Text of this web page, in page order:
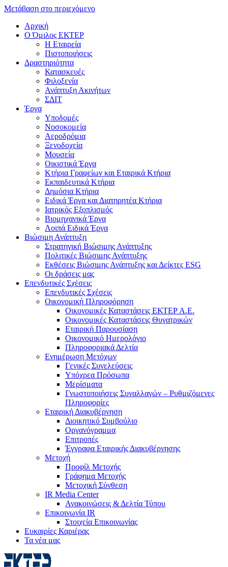
Μετάβαση στο περιεχόμενο
Αρχική
Ο Όμιλος ΕΚΤΕΡ
H Εταιρεία
Πιστοποιήσεις
Δραστηριότητα
Κατασκευές
Φιλοξενία
Ανάπτυξη Ακινήτων
ΣΔΙΤ
Έργα
Υποδομές
Νοσοκομεία
Αεροδρόμια
Ξενοδοχεία
Μουσεία
Οικιστικά Έργα
Κτήρια Γραφείων και Εταιρικά Κτήρια
Εκπαιδευτικά Κτήρια
Δημόσια Κτήρια
Ειδικά Έργα και Διατηρητέα Κτήρια
Ιατρικός Εξοπλισμός
Βιομηχανικά Έργα
Λοιπά Ειδικά Έργα
Βιώσιμη Ανάπτυξη
Στρατηγική Βιώσιμης Ανάπτυξης
Πολιτικές Βιώσιμης Ανάπτυξης
Εκθέσεις Βιώσιμης Ανάπτυξης και Δείκτες ESG
Οι δράσεις μας
Επενδυτικές Σχέσεις
Επενδυτικές Σχέσεις
Οικονομική Πληροφόρηση
Οικονομικές Καταστάσεις ΕΚΤΕΡ Α.Ε.
Οικονομικές Καταστάσεις Θυγατρικών
Εταιρική Παρουσίαση
Οικονομικό Ημερολόγιο
Πληροφοριακά Δελτία
Ενημέρωση Μετόχων
Γενικές Συνελεύσεις
Υπόχρεα Πρόσωπα
Μερίσματα
Γνωστοποιήσεις Συναλλαγών – Ρυθμιζόμενες
Πληροφορίες
Εταιρική Διακυβέρνηση
Διοικητικό Συμβούλιο
Οργανόγραμμα
Επιτροπές
Έγγραφα Εταιρικής Διακυβέρνησης
Μετοχή
Προφίλ Μετοχής
Γράφημα Μετοχής
Μετοχική Σύνθεση
IR Media Center
Ανακοινώσεις & Δελτία Τύπου
Επικοινωνία IR
Στοιχεία Επικοινωνίας
Ευκαιρίες Καριέρας
Τα νέα μας